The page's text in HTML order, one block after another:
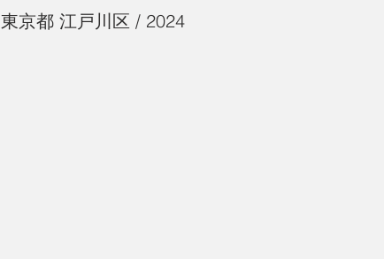
東京都 江戸川区 / 2024